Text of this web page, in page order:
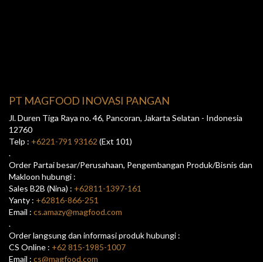
PT MAGFOOD INOVASI PANGAN
Jl. Duren Tiga Raya no. 46, Pancoran, Jakarta Selatan - Indonesia
12760
Telp : +6221-791 93162 (Ext 101)
.
Order Partai besar/Perusahaan, Pengembangan Produk/Bisnis dan
Makloon hubungi :
Sales B2B (Nina) : +62811-1397-161
Yanty : +62816-866-251
Email : cs.amazy@magfood.com
.
Order langsung dan informasi produk hubungi :
CS Online : +62 815-1985-1007
Email : cs@magfood.com